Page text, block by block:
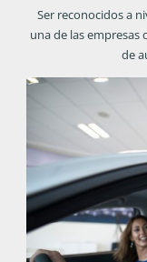
Ser reconocidos a
una de las
de